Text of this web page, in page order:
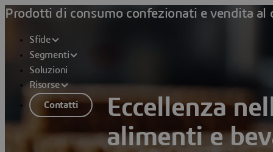
Prodotti di consumo confezionati e vendita al
Sfide
Segmenti
Soluzioni
Risorse
Contatti
Eccellenza
alimenti e